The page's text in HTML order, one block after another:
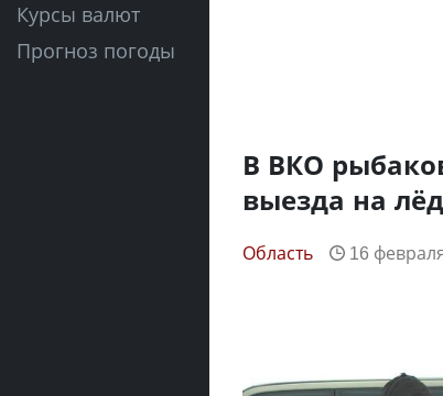
Курсы валют
Прогноз погоды
В ВКО
выезда на
Область 16